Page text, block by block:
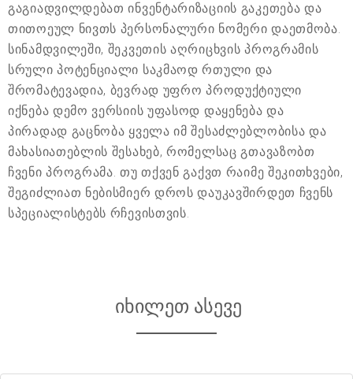
გაგიადვილდებათ ინვენტარიზაციის გაკეთება და
თითოეულ ნივთს პერსონალური ნომერი დაეთმობა.
სინამდვილეში, შეკვეთის აღრიცხვის პროგრამის
სრული პოტენციალი საკმაოდ რთული და
შრომატევადია, ბევრად უფრო პროდუქტიული
იქნება დემო ვერსიის უფასოდ დაყენება და
პირადად გაცნობა ყველა იმ შესაძლებლობისა და
მახასიათებლის შესახებ, რომელსაც გთავაზობთ
ჩვენი პროგრამა. თუ თქვენ გაქვთ რაიმე შეკითხვები,
შეგიძლიათ ნებისმიერ დროს დაუკავშირდეთ ჩვენს
სპეციალისტებს რჩევისთვის.
იხილეთ ასევე